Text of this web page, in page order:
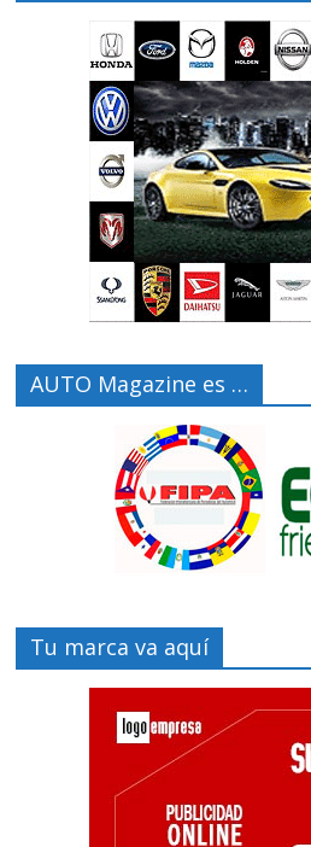
AUTO Magazine es …
Tu marca va aquí